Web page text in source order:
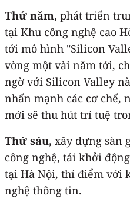
Thứ năm, phát triển
tại Khu công nghệ cao
tới mô hình "Silicon
vòng một vài năm tới,
ngờ với Silicon Valley
nhấn mạnh các cơ chế,
mới sẽ thu hút trí tuệ
Thứ sáu, xây dựng sàn
công nghệ, tái khởi
tại Hà Nội, thí điểm với
nghệ thông tin.